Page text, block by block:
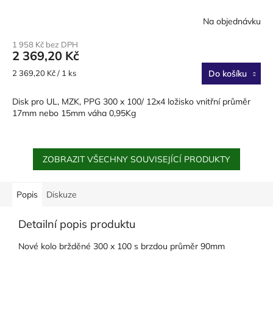
Na objednávku
1 958 Kč bez DPH
2 369,20 Kč
Měrná
2 369,20 Kč / 1 ks Do košíku
Disk pro UL, MZK, PPG 300 x 100/ 12x4 ložisko vnitřní průměr
17mm nebo 15mm váha 0,95Kg
ZOBRAZIT VŠECHNY SOUVISEJÍCÍ PRODUKTY
Popis Diskuze
Detailní popis produktu
Nové kolo bržděné 300 x 100 s brzdou průměr 90mm